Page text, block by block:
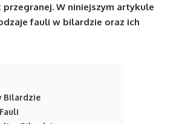
W niniejszym artykule
fauli w bilardzie oraz ich
Bilardzie